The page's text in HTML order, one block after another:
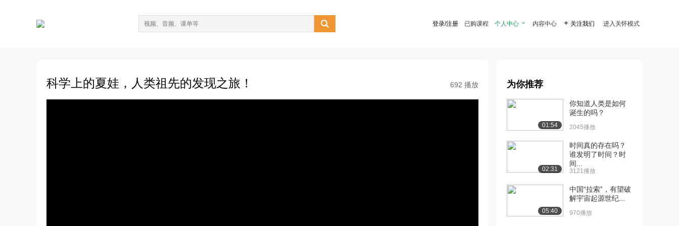
 登录/注册 已购课程 个人中心  内容中心  关注我们 进入关怀模式
科学上的夏娃，人类祖先的发现之旅！ 692 播放 为你推荐
01:54
你知道人类是如何
诞生的吗？
2045播放
02:31
时间真的存在吗？
谁发明了时间？时
间...
3121播放
05:40
中国“拉索”，有望破
解宇宙起源世纪...
970播放